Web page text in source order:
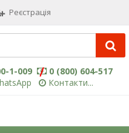
Реєстрація
1-009
0 (800) 604-517
Контакти...